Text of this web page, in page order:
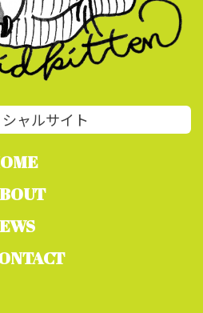
ャルサイト